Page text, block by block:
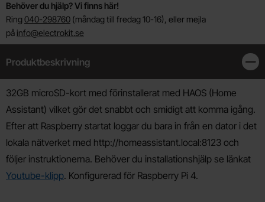
Behöver du hjälp? Vi finns här!
Ring 040-298760 (måndag till fredag 10-16), eller mejla
på info@electrokit.se
Produktbeskrivning
Produktbeskrivning
32GB microSD-kort med förinstallerat med HAOS (Home
Assistant) vilket gör det snabbt och smidigt att komma igång.
Efter att Raspberry startat loggar du bara in från en dator i det
lokala nätverket med http://homeassistant.local:8123 och
följer instruktionerna. Behöver du installationshjälp se länkat
Youtube-klipp. Konfigurerad för Raspberry Pi 4.